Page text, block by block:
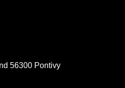
56300 Pontivy